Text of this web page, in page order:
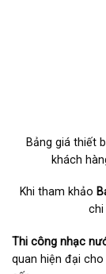
Bảng giá thiết
khách
Khi tham khảo
chi
Thi công nhạc
quan hiện đại